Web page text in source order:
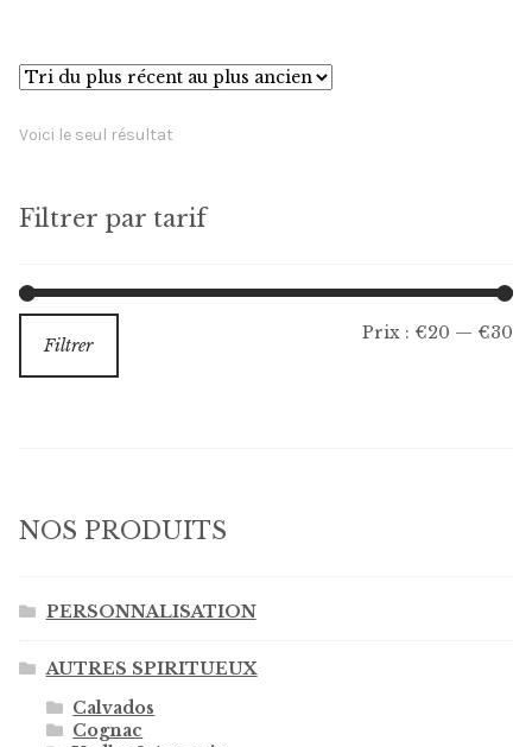
Voici le seul résultat
Filtrer par tarif
Filtrer
Prix : €20 — €30
NOS PRODUITS
PERSONNALISATION
AUTRES SPIRITUEUX
Calvados
Cognac